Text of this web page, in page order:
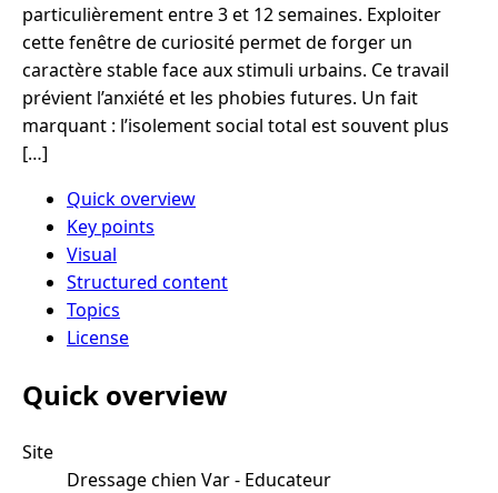
particulièrement entre 3 et 12 semaines. Exploiter
cette fenêtre de curiosité permet de forger un
caractère stable face aux stimuli urbains. Ce travail
prévient l’anxiété et les phobies futures. Un fait
marquant : l’isolement social total est souvent plus
[…]
Quick overview
Key points
Visual
Structured content
Topics
License
Quick overview
Site
Dressage chien Var - Educateur